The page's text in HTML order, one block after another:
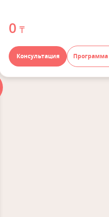
0₸
Консультация Программа